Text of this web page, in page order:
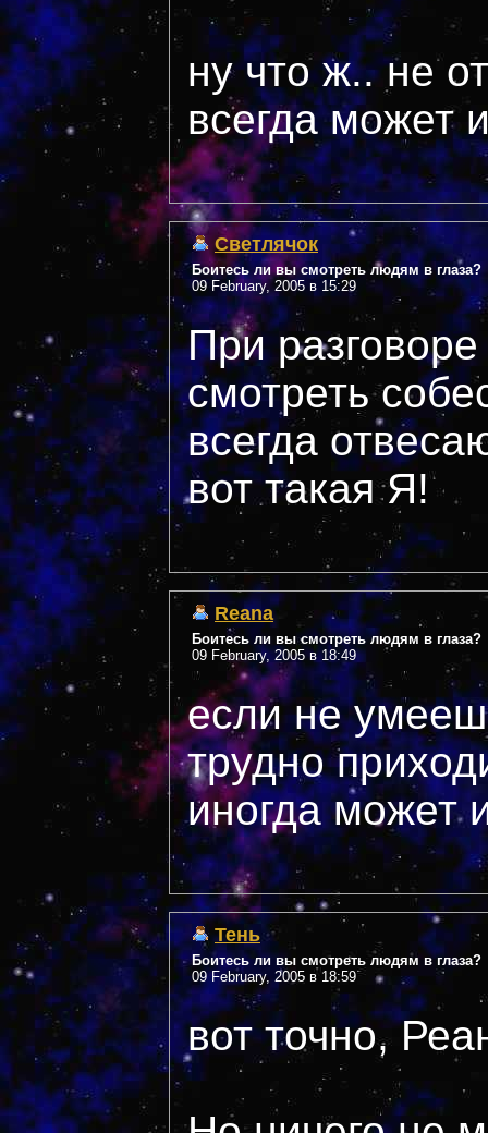
ну что ж.. не
всегда может
Светлячок
Боитесь ли вы смотреть людям в глаза?
09 February, 2005 в 15:29
При
смотреть
всегда
вот такая Я!
Reana
Боитесь ли вы смотреть людям в глаза?
09 February, 2005 в 18:49
если не
трудно
иногда может
Тень
Боитесь ли вы смотреть людям в глаза?
09 February, 2005 в 18:59
вот точно,